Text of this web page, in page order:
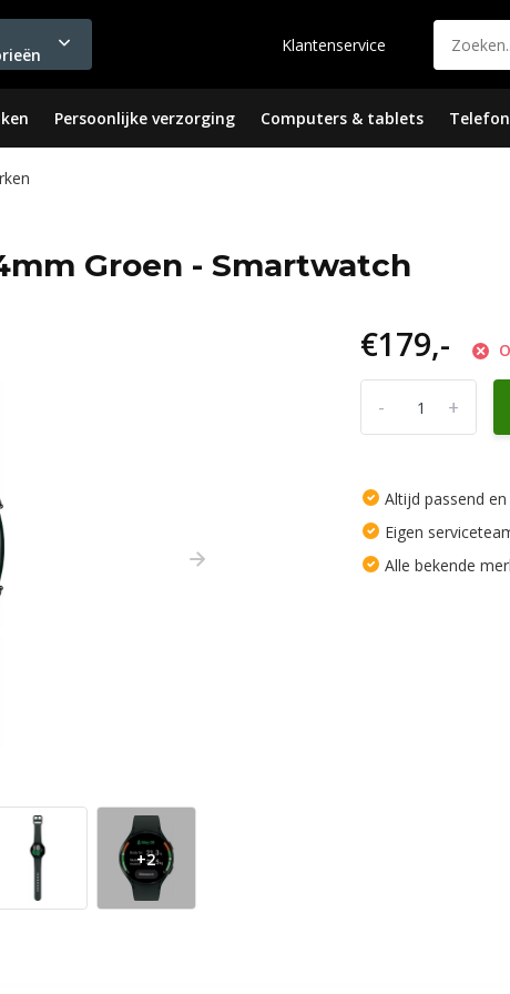
Klantenservice
Persoonlijke verzorging Computers & tablets
Groen - Smartwatch
+2
€179,-
+
-
Altijd passend
Eigen
Alle bekende